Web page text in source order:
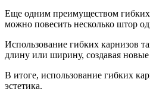
Еще одним преимуществом гибких
можно повесить несколько штор
Использование гибких карнизов
длину или ширину, создавая
В итоге, использование гибких
эстетика.